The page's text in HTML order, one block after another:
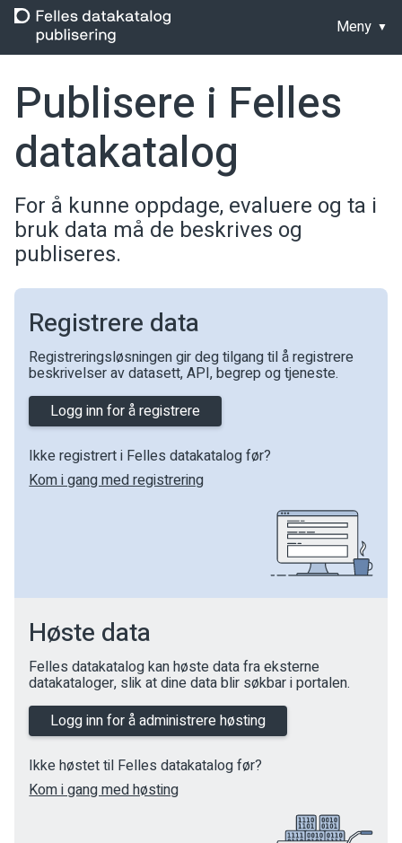
Meny
Publisere i Felles
datakatalog
For å kunne oppdage, evaluere og ta i
bruk data må de beskrives og
publiseres.
Registrere data
Registreringsløsningen gir deg tilgang til å registrere
beskrivelser av datasett, API, begrep og tjeneste.
Logg inn for å registrere
Ikke registrert i Felles datakatalog før?
Kom i gang med registrering
Høste data
Felles datakatalog kan høste data fra eksterne
datakataloger, slik at dine data blir søkbar i portalen.
Logg inn for å administrere høsting
Ikke høstet til Felles datakatalog før?
Kom i gang med høsting